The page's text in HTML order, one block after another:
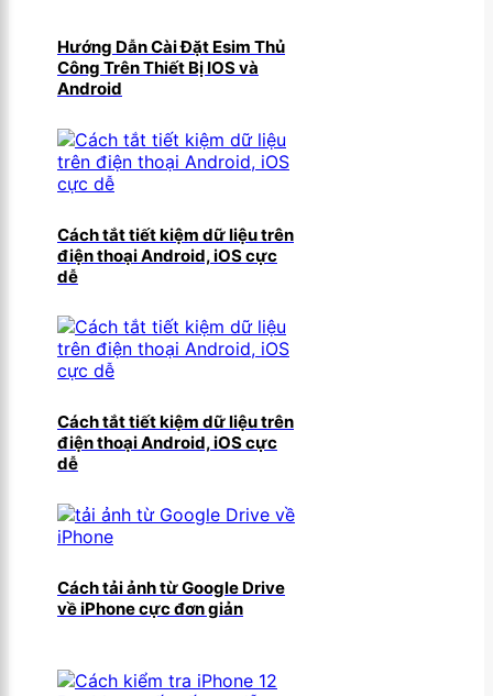
Hướng Dẫn Cài Đặt Esim Thủ
Công Trên Thiết Bị IOS và
Android
Cách tắt tiết kiệm dữ liệu trên
điện thoại Android, iOS cực
dễ
Cách tắt tiết kiệm dữ liệu trên
điện thoại Android, iOS cực
dễ
Cách tải ảnh từ Google Drive
về iPhone cực đơn giản